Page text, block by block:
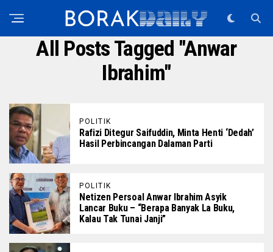
All Posts Tagged "anwar
Ibrahim"
POLITIK
Rafizi Ditegur Saifuddin, Minta Henti ‘Dedah’
Hasil Perbincangan Dalaman Parti
POLITIK
Netizen Persoal Anwar Ibrahim Asyik
Lancar Buku – “Berapa Banyak La Buku,
Kalau Tak Tunai Janji”